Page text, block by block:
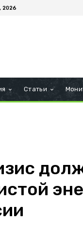
2026
Статьи